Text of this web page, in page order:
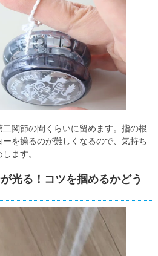
関節の間くらいに留めます。指の根
を操るのが難しくなるので、気持ち
ます。
光る！コツを掴めるかどう